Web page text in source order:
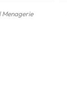
Menagerie